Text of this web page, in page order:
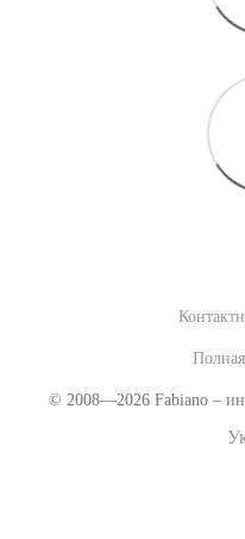
© 2008—2026 Fabiano –